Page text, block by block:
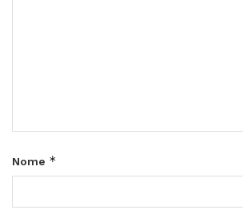
Nome *